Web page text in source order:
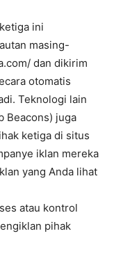
ini
masing-
dan dikirim
otomatis
Teknologi lain
Beacons) juga
ketiga di situs
iklan mereka
yang Anda lihat
atau kontrol
pihak